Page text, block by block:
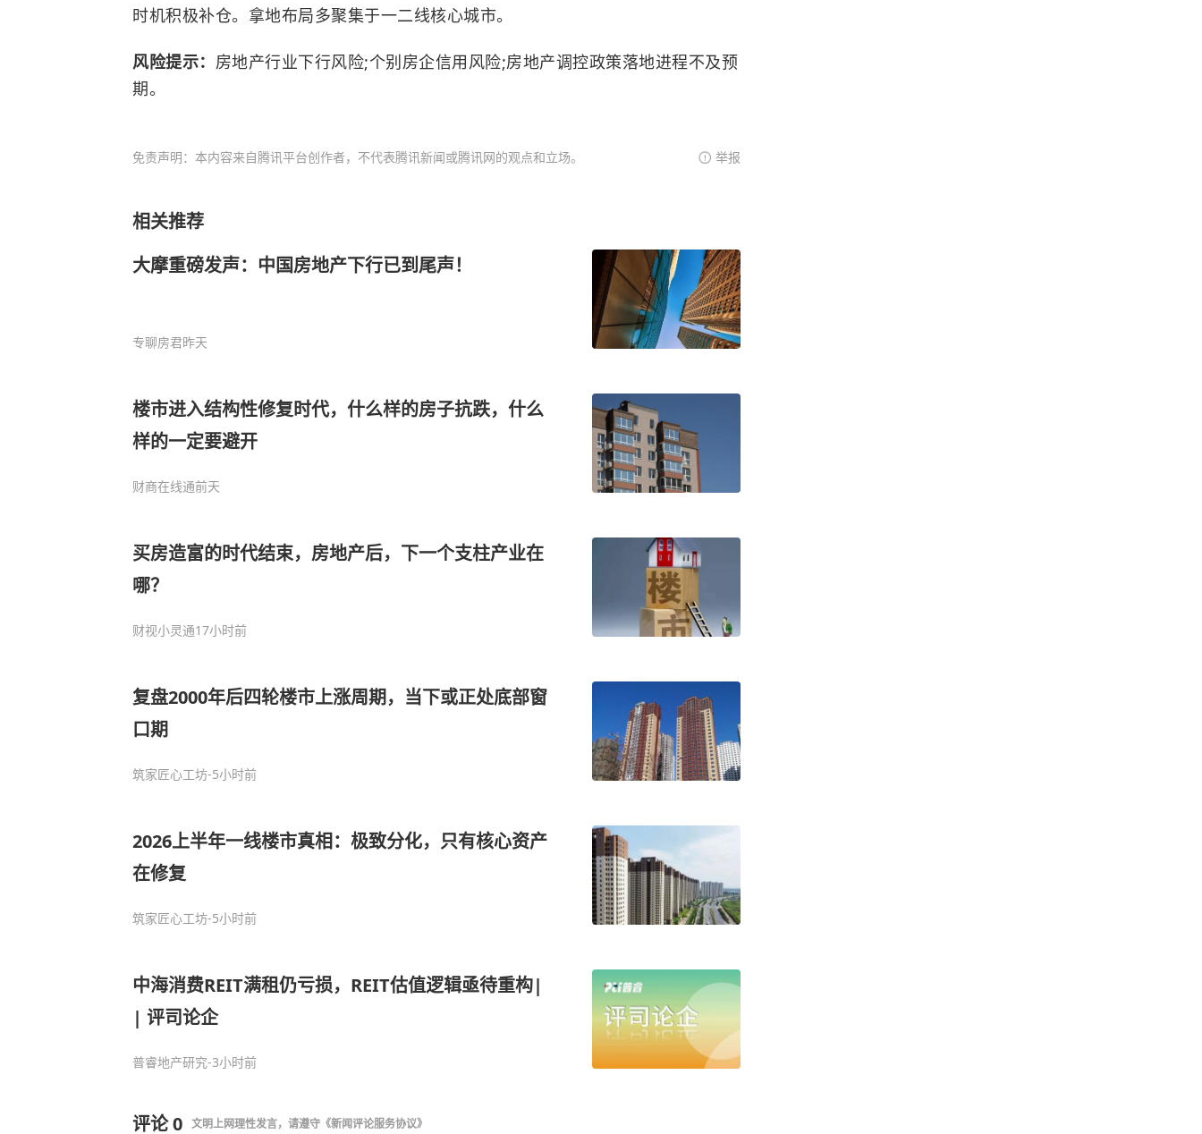
时机积极补仓。拿地布局多聚集于一二线核心城市。
风险提示： 房地产行业下行风险;个别房企信用风险;房地产调控政策落地进程不及预
期。
免责声明：本内容来自腾讯平台创作者，不代表腾讯新闻或腾讯网的观点和立场。 举报
相关推荐
大摩重磅发声：中国房地产下行已到尾声！
专聊房君昨天
楼市进入结构性修复时代，什么样的房子抗跌，什么
样的一定要避开
财商在线通前天
买房造富的时代结束，房地产后，下一个支柱产业在
哪？
财视小灵通17小时前
复盘2000年后四轮楼市上涨周期，当下或正处底部窗
口期
筑家匠心工坊-5小时前
2026上半年一线楼市真相：极致分化，只有核心资产
在修复
筑家匠心工坊-5小时前
中海消费REIT满租仍亏损，REIT估值逻辑亟待重构|
| 评司论企
普睿地产研究-3小时前
评论0 文明上网理性发言，请遵守 《新闻评论服务协议》